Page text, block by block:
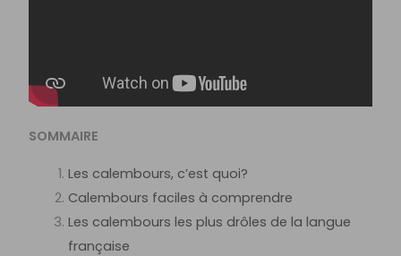
SOMMAIRE
Les calembours, c’est quoi?
Calembours faciles à comprendre
Les calembours les plus drôles de la langue
française